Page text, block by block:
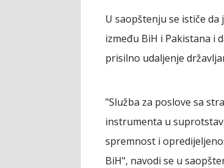
U saopštenju se ističe
između BiH i Pakistana i
prisilno udaljenje
"Služba za poslove sa
instrumenta u
spremnost i
BiH", navodi se u